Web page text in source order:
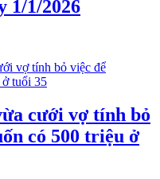
1/1/2026
cưới vợ tính bỏ
có 500 triệu ở